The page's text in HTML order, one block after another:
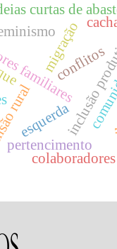
familiares
migração
pertencimento
colaboradores
curtas de
esquerda
conflitos